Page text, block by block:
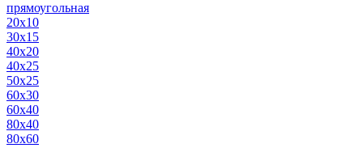
прямоугольная
20х10
30х15
40х20
40х25
50х25
60х30
60х40
80х40
80х60